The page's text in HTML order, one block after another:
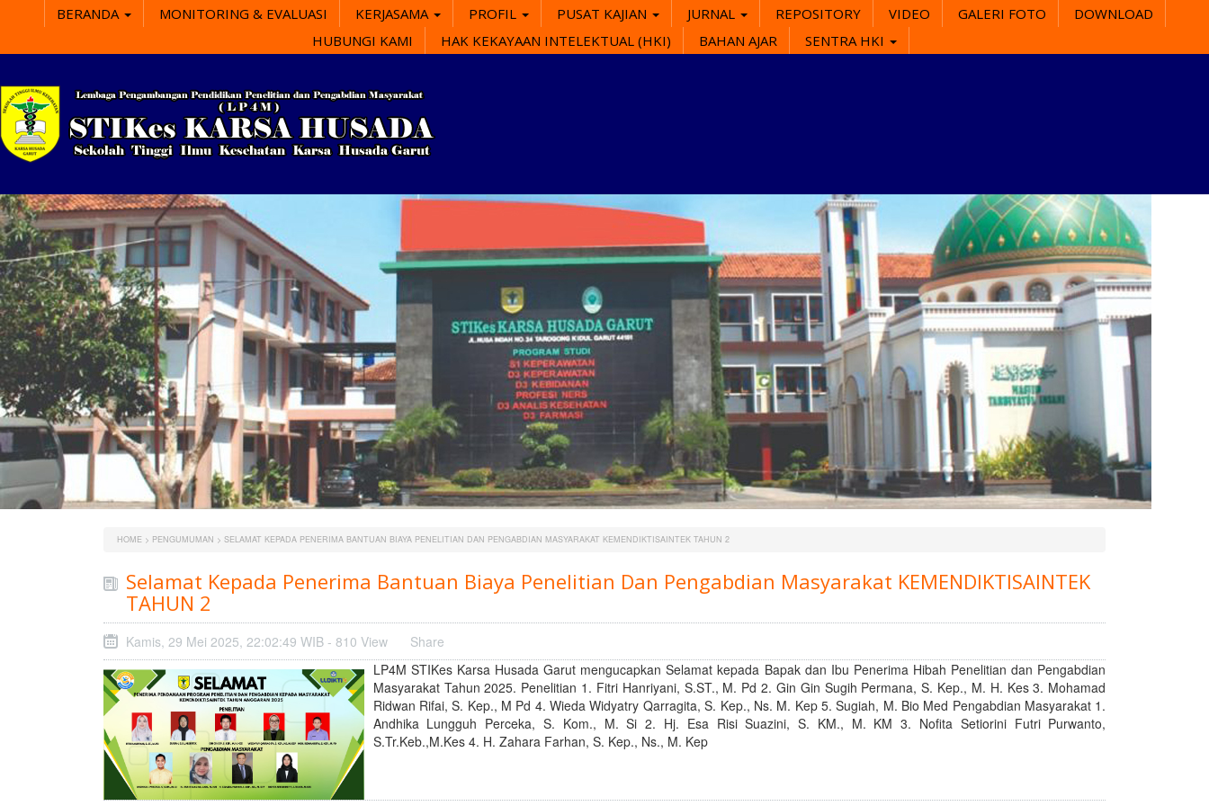
BERANDA MONITORING & EVALUASI KERJASAMA PROFIL PUSAT KAJIAN JURNAL REPOSITORY VIDEO GALERI FOTO
DOWNLOAD
HUBUNGI KAMI
HAK KEKAYAAN INTELEKTUAL (HKI) BAHAN AJAR SENTRA HKI
HOME> PENGUMUMAN > SELAMAT KEPADA PENERIMA BANTUAN BIAYA PENELITIAN DAN PENGABDIAN MASYARAKAT KEMENDIKTISAINTEK TAHUN 2
Selamat Kepada Penerima Bantuan Biaya Penelitian Dan Pengabdian Masyarakat KEMENDIKTISAINTEK
TAHUN 2
Kamis, 29 Mei 2025, 22:02:49 WIB - 810 View
Share
LP4M STIKes Karsa Husada Garut mengucapkan Selamat kepada Bapak dan Ibu Penerima Hibah Penelitian dan Pengabdian
Masyarakat Tahun 2025. Penelitian 1. Fitri Hanriyani, S.ST., M. Pd 2. Gin Gin Sugih Permana, S. Kep., M. H. Kes 3. Mohamad
Ridwan Rifai, S. Kep., M Pd 4. Wieda Widyatry Qarragita, S. Kep., Ns. M. Kep 5. Sugiah, M. Bio Med Pengabdian Masyarakat 1.
Andhika Lungguh Perceka, S. Kom., M. Si 2. Hj. Esa Risi Suazini, S. KM., M. KM 3. Nofita Setiorini Futri Purwanto,
S.Tr.Keb.,M.Kes 4. H. Zahara Farhan, S. Kep., Ns., M. Kep